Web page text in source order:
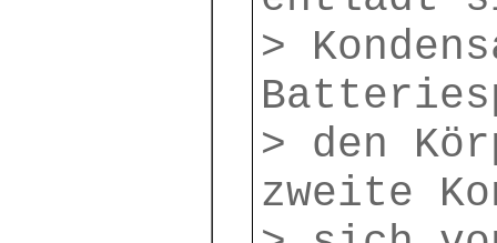
>
> den
zweite